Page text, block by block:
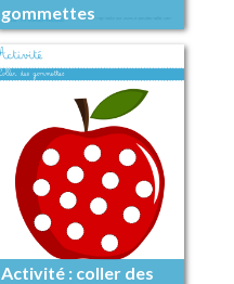
gommettes
Activité : coller des